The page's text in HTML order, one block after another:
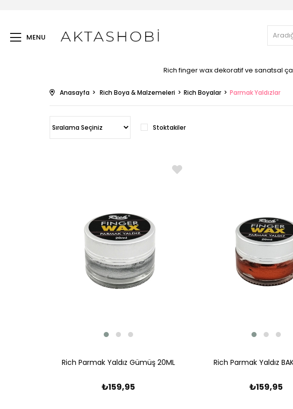
MENU
Rich finger wax dekoratif ve sanatsal
Anasayfa Rich Boya & Malzemeleri Rich Boyalar Parmak Yaldızlar
Stoktakiler
Rich Parmak Yaldız Gümüş 20ML
₺159,95
Rich Parmak Yaldız
₺159,95